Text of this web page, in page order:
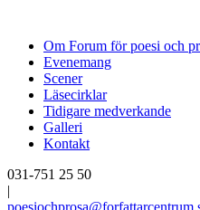
Om Forum för poesi och
Evenemang
Scener
Läsecirklar
Tidigare medverkande
Galleri
Kontakt
031-751 25 50
|